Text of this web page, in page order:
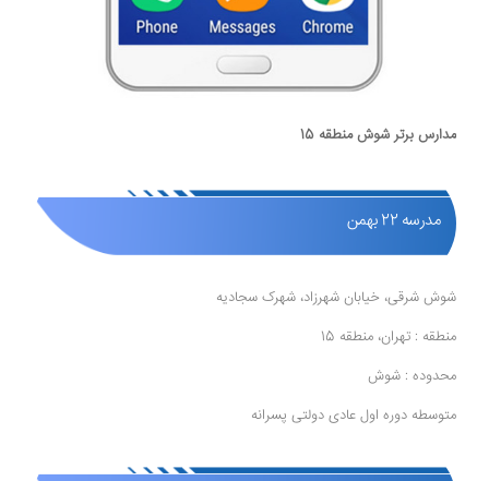
مدارس برتر شوش منطقه 15
مدرسه 22 بهمن
شوش شرقی، خیابان شهرزاد، شهرک سجادیه
منطقه : تهران، منطقه 15
محدوده : شوش
متوسطه دوره اول عادی دولتی پسرانه